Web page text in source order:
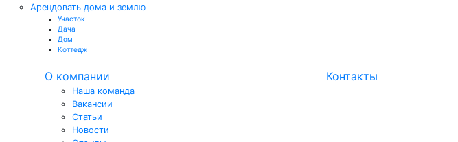
Арендовать дома и землю
Участок
Дача
Дом
Коттедж
О компании
Наша команда
Вакансии
Статьи
Новости
Контакты